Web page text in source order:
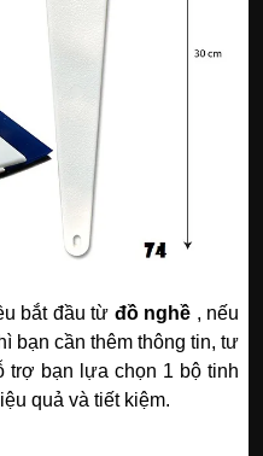
bắt đầu từ đồ nghề , nếu
bạn cần thêm thông tin, tư
trợ bạn lựa chọn 1 bộ tinh
quả và tiết kiệm.